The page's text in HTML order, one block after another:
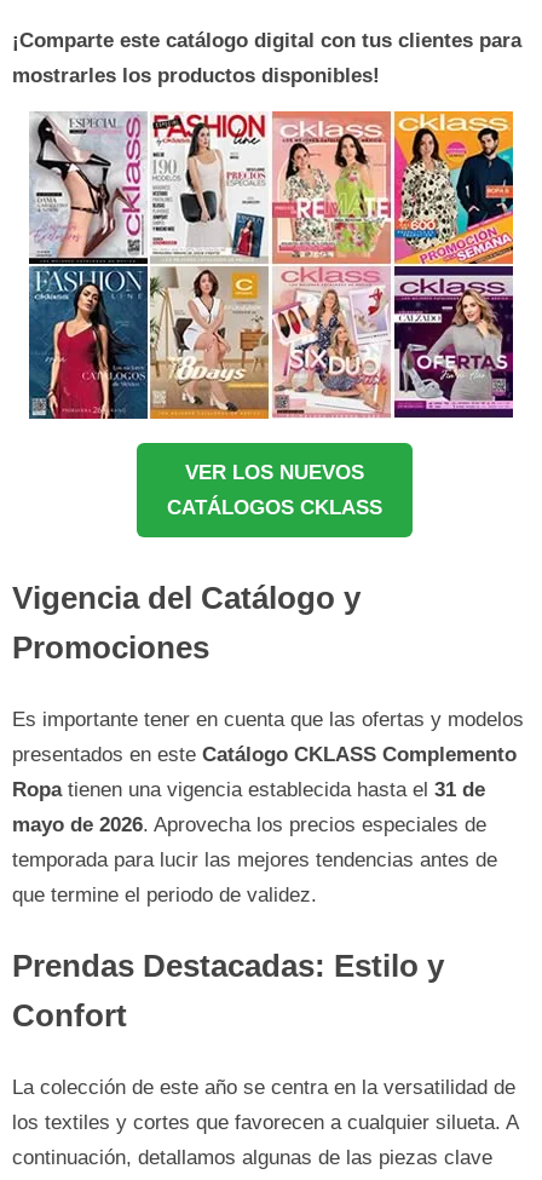
¡Comparte este catálogo digital con tus clientes para
mostrarles los productos disponibles!
VER LOS NUEVOS
CATÁLOGOS CKLASS
Vigencia del Catálogo y
Promociones
Es importante tener en cuenta que las ofertas y modelos
presentados en este Catálogo CKLASS Complemento
Ropatienen una vigencia establecida hasta el 31 de
mayo de 2026. Aprovecha los precios especiales de
temporada para lucir las mejores tendencias antes de
que termine el periodo de validez.
Prendas Destacadas: Estilo y
Confort
La colección de este año se centra en la versatilidad de
los textiles y cortes que favorecen a cualquier silueta. A
continuación, detallamos algunas de las piezas clave